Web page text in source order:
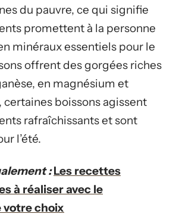
du pauvre, ce qui signifie
promettent à la personne
minéraux essentiels pour le
offrent des gorgées riches
en magnésium et
certaines boissons agissent
rafraîchissants et sont
l’été.
: Les recettes
à réaliser avec le
votre choix